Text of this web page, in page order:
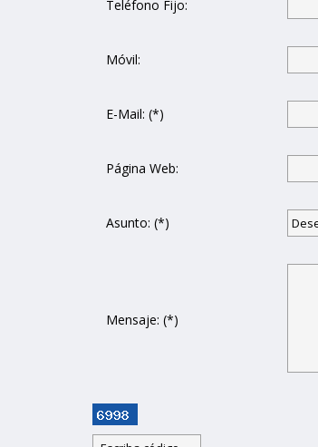
Teléfono Fijo:
Móvil:
E-Mail: (*)
Página Web:
Asunto: (*)
Mensaje: (*)